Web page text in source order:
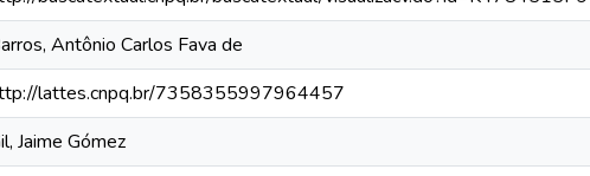
Antônio Carlos Fava de
lattes.cnpq.br/7358355997964457
Jaime Gómez